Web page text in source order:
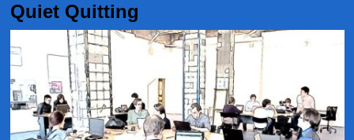
Quiet Quitting